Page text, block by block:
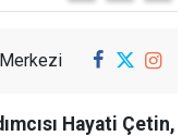
Hayati Çetin,